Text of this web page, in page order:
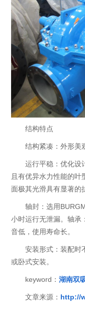
结构特点
结构紧凑：外形美
运行平稳：优化设
且有优异水力性能的
面极其光滑具有显著的
轴封：选用
小时运行无泄漏。轴承
音低，使用寿命长。
安装形式：装配时
或卧式安装。
keyword：湖南双
文章来源： http://